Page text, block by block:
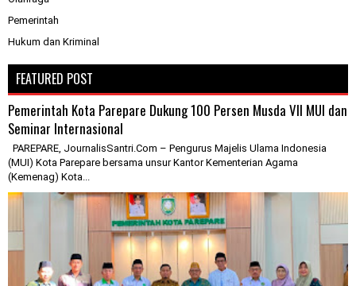
Pemerintah
Hukum dan Kriminal
FEATURED POST
Pemerintah Kota Parepare Dukung 100 Persen Musda VII MUI dan
Seminar Internasional
PAREPARE, JournalisSantri.Com – Pengurus Majelis Ulama Indonesia
(MUI) Kota Parepare bersama unsur Kantor Kementerian Agama
(Kemenag) Kota...